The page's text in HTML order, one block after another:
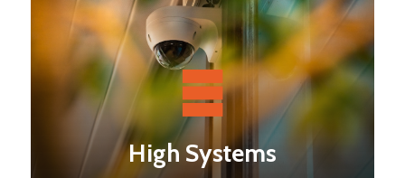
High Systems